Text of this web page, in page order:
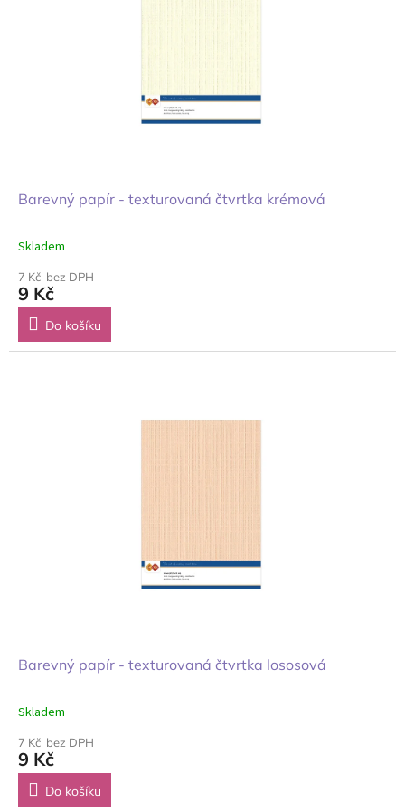
Barevný papír - texturovaná čtvrtka krémová
Skladem
7 Kč bez DPH
9 Kč
Do košíku
Barevný papír - texturovaná čtvrtka lososová
Skladem
7 Kč bez DPH
9 Kč
Do košíku